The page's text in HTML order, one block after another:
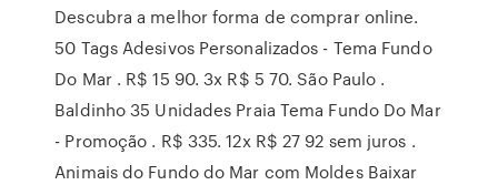
Descubra a melhor forma de comprar online.
50 Tags Adesivos Personalizados - Tema Fundo
Do Mar . R$ 15 90. 3x R$ 5 70. São Paulo .
Baldinho 35 Unidades Praia Tema Fundo Do Mar
- Promoção . R$ 335. 12x R$ 27 92 sem juros .
Animais do Fundo do Mar com Moldes Baixar